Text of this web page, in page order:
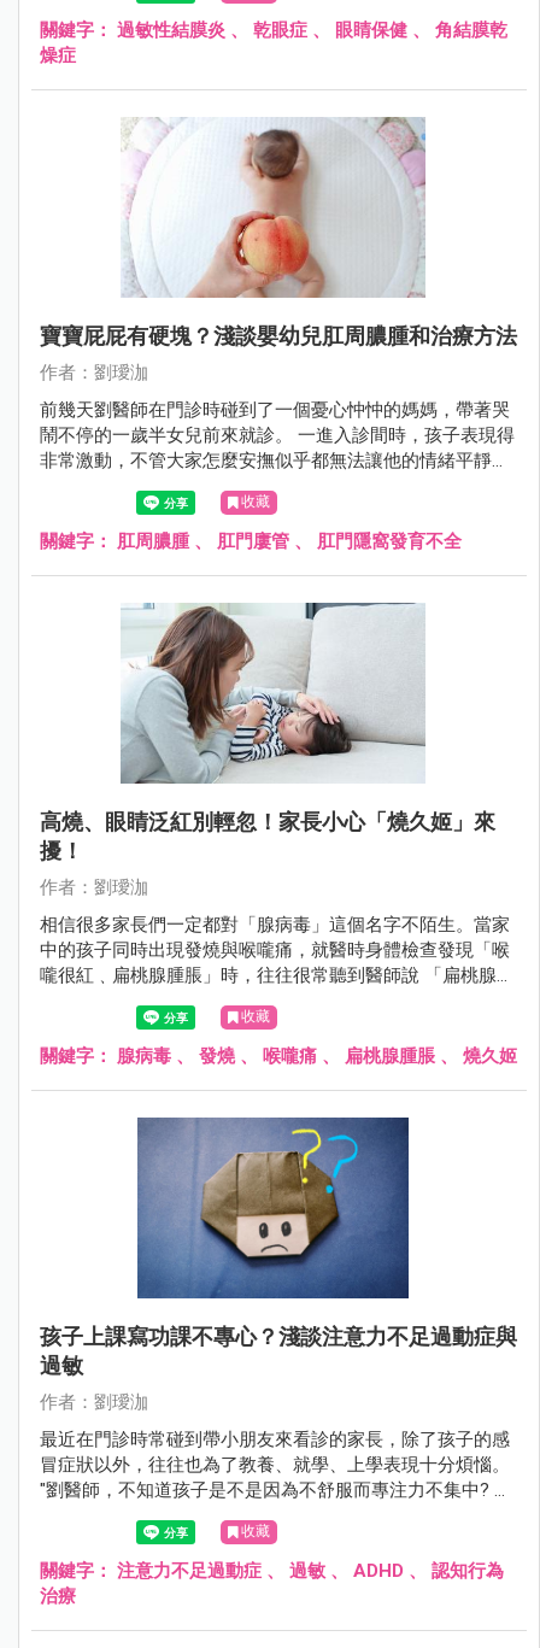
關鍵字： 過敏性結膜炎 、 乾眼症 、 眼睛保健 、 角結膜乾
燥症
寶寶屁屁有硬塊？淺談嬰幼兒肛周膿腫和治療方法
作者：劉璦泇
前幾天劉醫師在門診時碰到了一個憂心忡忡的媽媽，帶著哭
鬧不停的一歲半女兒前來就診。 一進入診間時，孩子表現得
非常激動，不管大家怎麼安撫似乎都無法讓他的情緒平靜下
收藏
關鍵字： 肛周膿腫、 肛門廔管 、 肛門隱窩發育不全
高燒、眼睛泛紅別輕忽！家長小心「燒久姬」來
擾！
作者：劉璦泇
相信很多家長們一定都對「腺病毒」這個名字不陌生。當家
中的孩子同時出現發燒與喉嚨痛，就醫時身體檢查發現「喉
嚨很紅﹑扁桃腺腫脹」時，往往很常聽到醫師說 「扁桃腺發
炎，可能是腺病毒感染或是細菌感染」。
收藏
關鍵字： 腺病毒 、 發燒、 喉嚨痛 、 扁桃腺腫脹 、 燒久姬
孩子上課寫功課不專心？淺談注意力不足過動症與
過敏
作者：劉璦泇
最近在門診時常碰到帶小朋友來看診的家長，除了孩子的感
冒症狀以外，往往也為了教養、就學、上學表現十分煩惱。
"劉醫師，不知道孩子是不是因為不舒服而專注力不集中? 老
師常常跟我們反映孩子上課不專心，回家功課也是需要我們
全程盯著才能完成。 每天光是幫他看功課就造成親子衝突不
斷......這該如何是好呢？ 在之前的文章中我們曾分享過，兒童
出現注意力不集中、過動、衝動控制障礙與過敏性體質密切
收藏
關鍵字： 注意力不足過動症 、 過敏 、 ADHD 、 認知行為
治療